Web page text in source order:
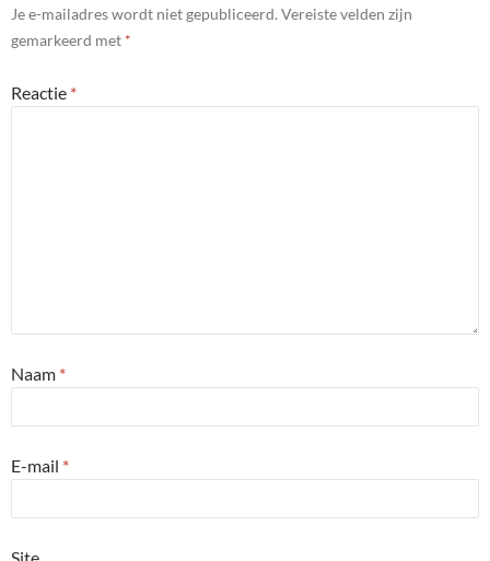
Je e-mailadres wordt niet gepubliceerd. Vereiste velden zijn
gemarkeerd met *
Reactie *
Naam *
E-mail *